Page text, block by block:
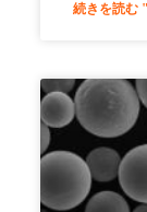
続きを読む "